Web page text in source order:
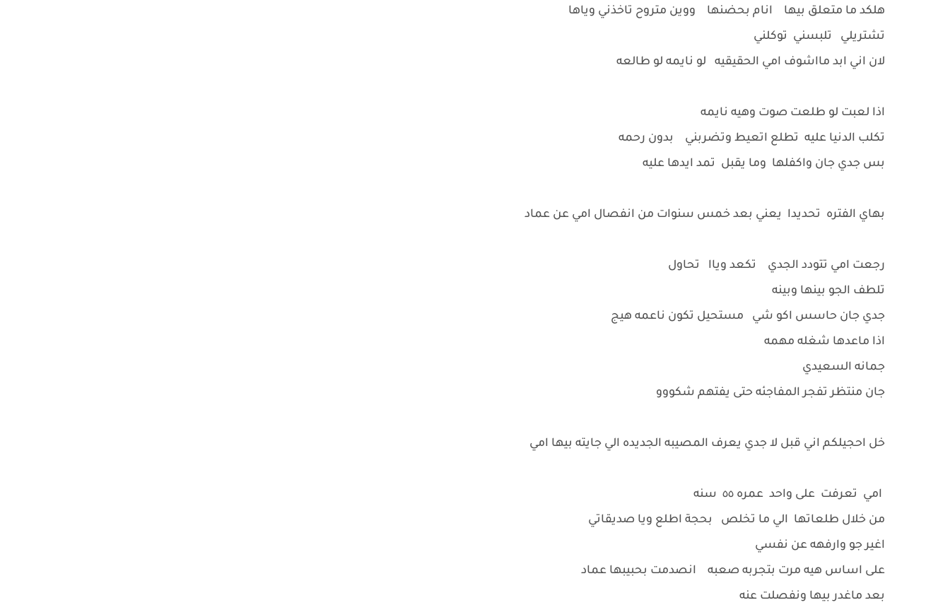
هلكد ما متعلق بيها انام بحضنها ووين متروح تاخذني وياها
تشتريلي تلبسني توكلني
لان اني ابد مااشوف امي الحقيقيه لو نايمه لو طالعه
اذا لعبت لو طلعت صوت وهيه نايمه
تكلب الدنيا عليه تطلع اتعيط وتضربني بدون رحمه
بس جدي جان واكفلها وما يقبل تمد ايدها عليه
بهاي الفتره تحديدا يعني بعد خمس سنوات من انفصال امي عن عماد
رجعت امي تتودد الجدي تكعد وياا تحاول
تلطف الجو بينها وبينه
جدي جان حاسس اكو شي مستحيل تكون ناعمه هيج
اذا ماعدها شغله مهمه
جمانه السعيدي
جان منتظر تفجر المفاجئه حتى يفتهم شكووو
خل احجيلكم اني قبل لا جدي يعرف المصيبه الجديده الي جايته بيها امي
امي تعرفت على واحد عمره ٥٥ سنه
من خلال طلعاتها الي ما تخلص بحجة اطلع ويا صديقاتي
اغير جو وارفهه عن نفسي
على اساس هيه مرت بتجربه صعبه انصدمت بحبيبها عماد
بعد ماغدر بيها ونفصلت عنه